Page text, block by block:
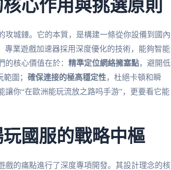
心作用與挑選原則
攻城錘。它的本質，是構建一條從你設備到國內
專業遊戲加速器採用深度優化的技術，能夠智能
核心價值在於： 精準定位網絡擁塞點，避開低
圍； 確保連接的極高穩定性，杜絕卡頓和瞬
你“在歐洲能玩流放之路吗手游”，更要看它能
國服的戰略中樞
戲的痛點進行了深度專項開發。其設計理念的核